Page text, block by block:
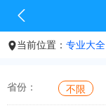

当前位置： 专业大全
省份： 不限